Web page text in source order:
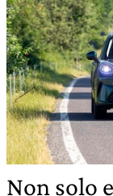
Non solo